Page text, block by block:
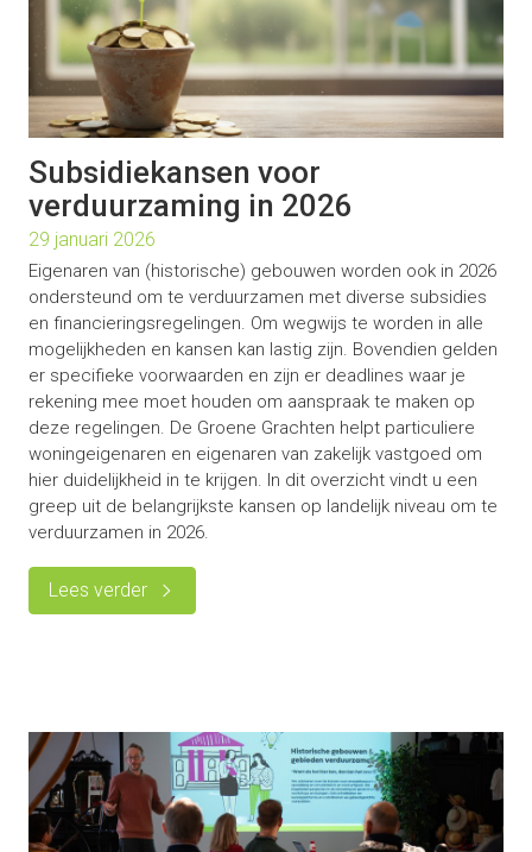
Subsidiekansen voor
verduurzaming in 2026
29 januari 2026
Eigenaren van (historische) gebouwen worden ook in 2026
ondersteund om te verduurzamen met diverse subsidies
en financieringsregelingen. Om wegwijs te worden in alle
mogelijkheden en kansen kan lastig zijn. Bovendien gelden
er specifieke voorwaarden en zijn er deadlines waar je
rekening mee moet houden om aanspraak te maken op
deze regelingen. De Groene Grachten helpt particuliere
woningeigenaren en eigenaren van zakelijk vastgoed om
hier duidelijkheid in te krijgen. In dit overzicht vindt u een
greep uit de belangrijkste kansen op landelijk niveau om te
verduurzamen in 2026.
Lees verder